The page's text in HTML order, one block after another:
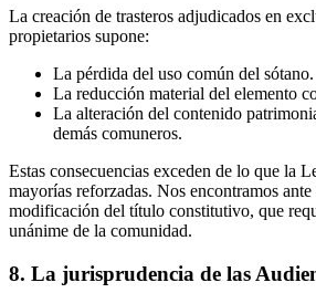
La creación de trasteros adjudicados en
propietarios supone:
La pérdida del uso común del sótano.
La reducción material del elemento
La alteración del contenido
demás comuneros.
Estas consecuencias exceden de lo que la
mayorías reforzadas. Nos encontramos ante
modificación del título constitutivo, que
unánime de la comunidad.
8. La jurisprudencia de las